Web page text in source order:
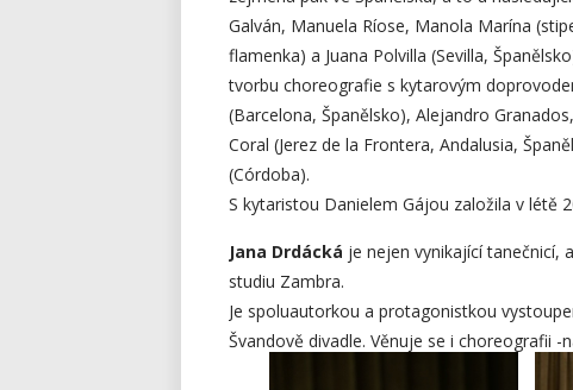
Galván, Manuela Ríose, Manola Marína
flamenka) a Juana Polvilla (Sevilla,
tvorbu choreografie s kytarovým
(Barcelona, Španělsko), Alejandro
Coral (Jerez de la Frontera, Andalusia,
(Córdoba).
S kytaristou Danielem Gájou založila v létě
Jana Drdácká je nejen vynikající tanečnicí,
studiu Zambra.
Je spoluautorkou a protagonistkou
Švandově divadle. Věnuje se i choreografii -